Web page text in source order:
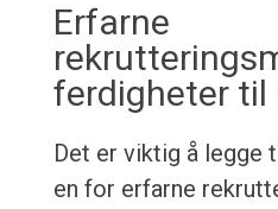
Erfarne
ferdigheter til
Det er viktig å legge
en for erfarne